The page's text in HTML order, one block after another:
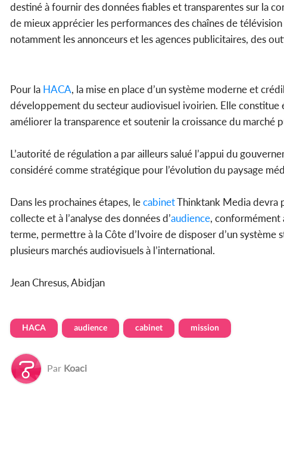
destiné à fournir des données fiables et transparentes sur la
de mieux apprécier les performances des chaînes de
notamment les annonceurs et les agences publicitaires, des
Pour la HACA, la mise en place d’un système moderne et
développement du secteur audiovisuel ivoirien. Elle
améliorer la transparence et soutenir la croissance du marché
L’autorité de régulation a par ailleurs salué l’appui du
considéré comme stratégique pour l’évolution du paysage
Dans les prochaines étapes, lecabinetThinktank Media devra
collecte et à l’analyse des données d’audience, conformément
terme, permettre à la Côte d’Ivoire de disposer d’un système
plusieurs marchés audiovisuels à l’international.
Jean Chresus, Abidjan
HACA audience cabinet mission
Par Koaci